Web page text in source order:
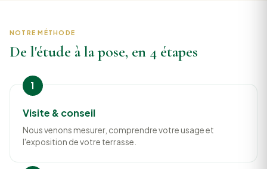
NOTRE MÉTHODE
De l'étude à la pose, en 4 étapes
Visite & conseil
Nous venons mesurer, comprendre votre usage et
l'exposition de votre terrasse.